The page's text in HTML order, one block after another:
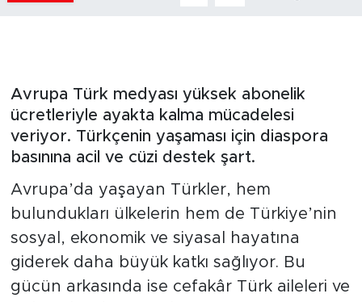
Avrupa Türk medyası yüksek abonelik
ücretleriyle ayakta kalma mücadelesi
veriyor. Türkçenin yaşaması için diaspora
basınına acil ve cüzi destek şart.
Avrupa’da yaşayan Türkler, hem
bulundukları ülkelerin hem de Türkiye’nin
sosyal, ekonomik ve siyasal hayatına
giderek daha büyük katkı sağlıyor. Bu
gücün arkasında ise cefakâr Türk aileleri ve